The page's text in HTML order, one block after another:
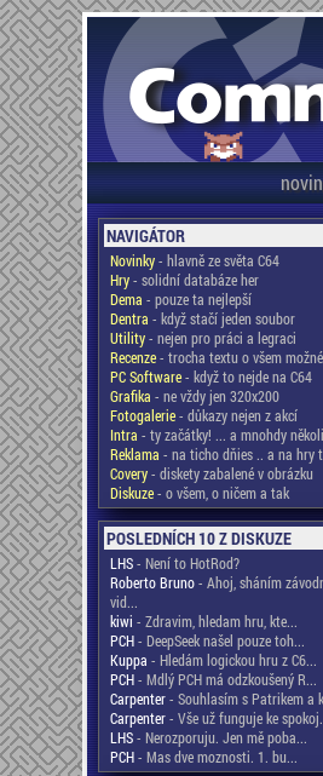
NAVIGÁTOR
Novinky- hlavně ze světa C64
Hry- solidní databáze her
Dema - pouze ta nejlepší
Dentra - když stačí jeden soubor
Utility- nejen pro práci a legraci
Recenze- trocha textu o všem
PC Software- když to nejde na C64
Grafika - ne vždy jen 320x200
Fotogalerie- důkazy nejen z akcí
Intra - ty začátky! ... a mnohdy
Reklama - na ticho dňies .. a na hry
Covery- diskety zabalené v obrázku
Diskuze- o všem, o ničem a tak
POSLEDNÍCH 10 Z DISKUZE
LHS- Není to HotRod?
Roberto Bruno- Ahoj, sháním
vid...
kiwi - Zdravim, hledam hru, kte...
PCH- DeepSeek našel pouze toh...
Kuppa - Hledám logickou hru z C6...
PCH- Mdlý PCH má odzkoušený R...
Carpenter- Souhlasím s Patrikem a
Carpenter- Vše už funguje ke
LHS- Nerozporuju. Jen mě poba...
PCH- Mas dve moznosti. 1. bu...